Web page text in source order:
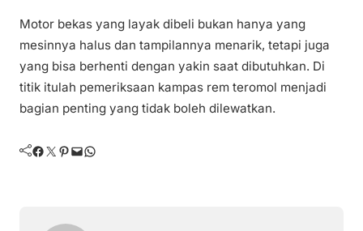
Motor bekas yang layak dibeli bukan hanya yang
mesinnya halus dan tampilannya menarik, tetapi juga
yang bisa berhenti dengan yakin saat dibutuhkan. Di
titik itulah pemeriksaan kampas rem teromol menjadi
bagian penting yang tidak boleh dilewatkan.
Facebook Twitter Pinterest Mail WhatsApp